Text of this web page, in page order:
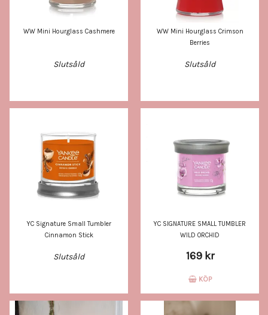
WW Mini Hourglass Cashmere
Slutsåld
WW Mini Hourglass Crimson
Berries
Slutsåld
YC Signature Small Tumbler
Cinnamon Stick
Slutsåld
YC SIGNATURE SMALL TUMBLER
WILD ORCHID
169 kr
KÖP